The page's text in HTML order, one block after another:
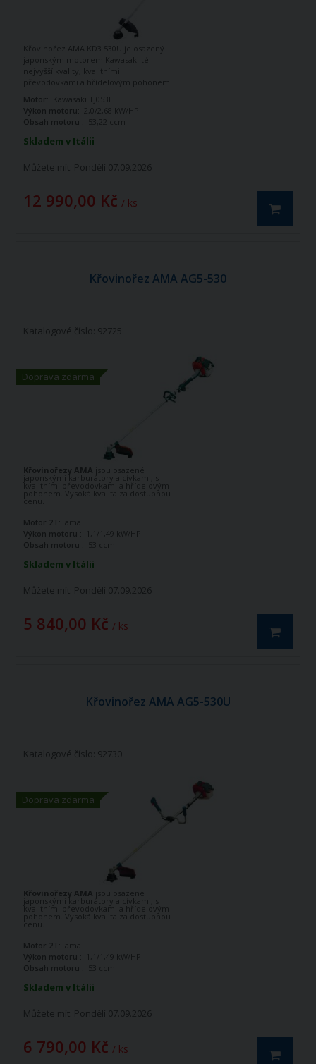
Skladem v Itálii
Můžete mít: Pondělí 07.09.2026
12 990,00 Kč / ks
Křovinořez AMA KD3 530U je osazený
japonským motorem Kawasaki té
nejvyšší kvality, kvalitními
převodovkami a hřídelovým pohonem.
Motor: Kawasaki TJ053E
Výkon motoru:
2,0/2,68 kW/HP
Obsah motoru :
53,22 ccm
Křovinořez AMA AG5-530
Doprava zdarma
Katalogové číslo: 92725
Skladem v Itálii
Můžete mít: Pondělí 07.09.2026
5 840,00 Kč / ks
Křovinořezy AMA jsou osazené
japonskými karburátory a cívkami, s
kvalitními převodovkami a hřídelovým
pohonem. Vysoká kvalita za dostupnou
cenu.
Motor 2T:
ama
Výkon motoru :
1,1/1,49 kW/HP
Obsah motoru :
53 ccm
Křovinořez AMA AG5-530U
Doprava zdarma
Katalogové číslo: 92730
Skladem v Itálii
Můžete mít: Pondělí 07.09.2026
6 790,00 Kč / ks
Křovinořezy AMA jsou osazené
japonskými karburátory a cívkami, s
kvalitními převodovkami a hřídelovým
pohonem. Vysoká kvalita za dostupnou
cenu.
Motor 2T:
ama
Výkon motoru :
1,1/1,49 kW/HP
Obsah motoru :
53 ccm